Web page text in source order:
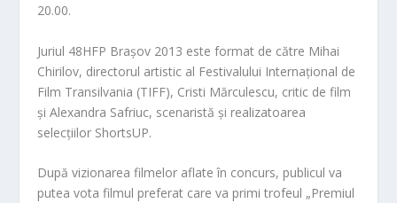
20.00.
Juriul 48HFP Brașov 2013 este format de către Mihai
Chirilov, directorul artistic al Festivalului Internațional de
Film Transilvania (TIFF), Cristi Mărculescu, critic de film
și Alexandra Safriuc, scenaristă și realizatoarea
selecțiilor ShortsUP.
După vizionarea filmelor aflate în concurs, publicul va
putea vota filmul preferat care va primi trofeul „Premiul